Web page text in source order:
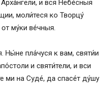
и вся Небе́сныя
моли́теся ко Творцу́
му́ки ве́чныя.
пла́чуся к вам, святи́и
и святи́тели, и вси
ми на Суде́, да спасе́т ду́шу